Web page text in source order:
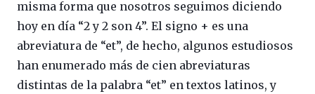
misma forma que nosotros seguimos diciendo
hoy en día “2 y 2 son 4”. El signo + es una
abreviatura de “et”, de hecho, algunos estudiosos
han enumerado más de cien abreviaturas
distintas de la palabra “et” en textos latinos, y